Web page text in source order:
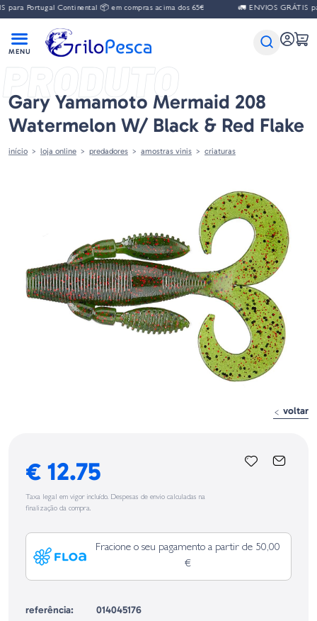
para Portugal Continental 📦 em compras acima dos 65€ 🚛 ENVIOS GRÁTIS
PRODUTO
Gary Yamamoto Mermaid 208
Watermelon W/ Black & Red Flake
início loja online predadores amostras vinis criaturas
voltar
€ 12.75
Taxa legal em vigor incluído. Despesas de envio calculadas na
finalização da compra.
Fracione o seu pagamento a partir de 50,00
€
referência:
014045176